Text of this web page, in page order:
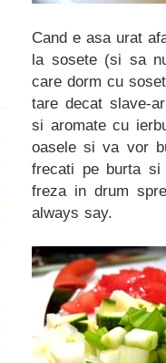
Cand e asa urat
la sosete (si sa
care dorm cu
tare decat slave-
si aromate cu
oasele si va vor
frecati pe burta
freza in drum
always say.